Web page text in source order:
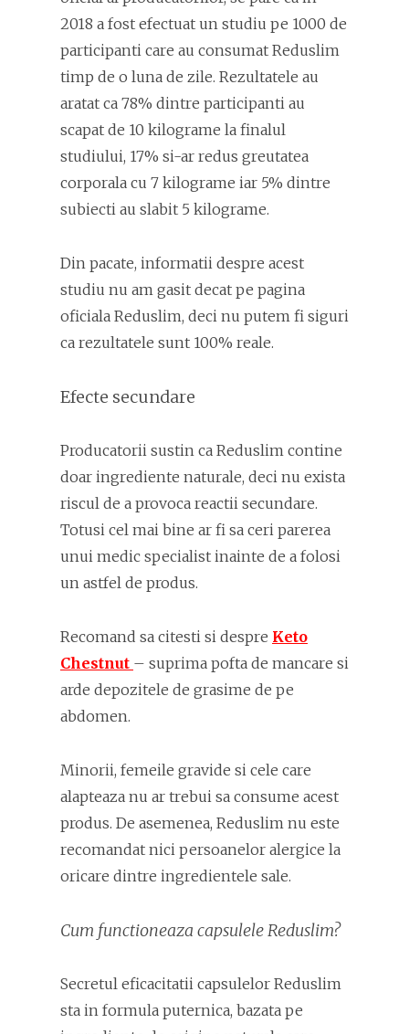
2018 a fost efectuat un studiu pe 1000 de
participanti care au consumat Reduslim
timp de o luna de zile. Rezultatele au
aratat ca 78% dintre participanti au
scapat de 10 kilograme la finalul
studiului, 17% si-ar redus greutatea
corporala cu 7 kilograme iar 5% dintre
subiecti au slabit 5 kilograme.
Din pacate, informatii despre acest
studiu nu am gasit decat pe pagina
oficiala Reduslim, deci nu putem fi siguri
ca rezultatele sunt 100% reale.
Efecte secundare
Producatorii sustin ca Reduslim contine
doar ingrediente naturale, deci nu exista
riscul de a provoca reactii secundare.
Totusi cel mai bine ar fi sa ceri parerea
unui medic specialist inainte de a folosi
un astfel de produs.
Recomand sa citesti si despre Keto
Chestnut – suprima pofta de mancare si
arde depozitele de grasime de pe
abdomen.
Minorii, femeile gravide si cele care
alapteaza nu ar trebui sa consume acest
produs. De asemenea, Reduslim nu este
recomandat nici persoanelor alergice la
oricare dintre ingredientele sale.
Cum functioneaza capsulele Reduslim?
Secretul eficacitatii capsulelor Reduslim
sta in formula puternica, bazata pe